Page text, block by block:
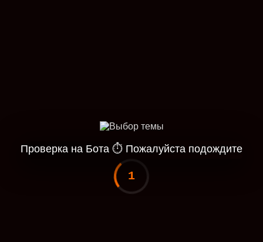
Проверка на Бота ⏱ Пожалуйста подождите
1